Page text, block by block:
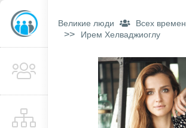
Великие люди Всех времен
>> Ирем Хелваджиоглу